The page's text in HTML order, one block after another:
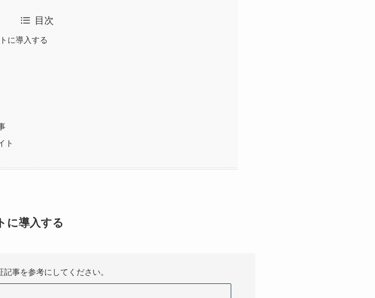
目次
に導入する
ト
に導入する
事を参考にしてください。